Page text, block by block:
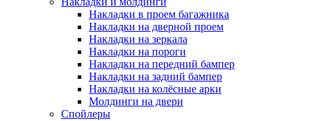
Накладки в проем багажника
Накладки на дверной проем
Накладки на зеркала
Накладки на пороги
Накладки на передний бампер
Накладки на задний бампер
Накладки на колёсные арки
Молдинги на двери
Спойлеры